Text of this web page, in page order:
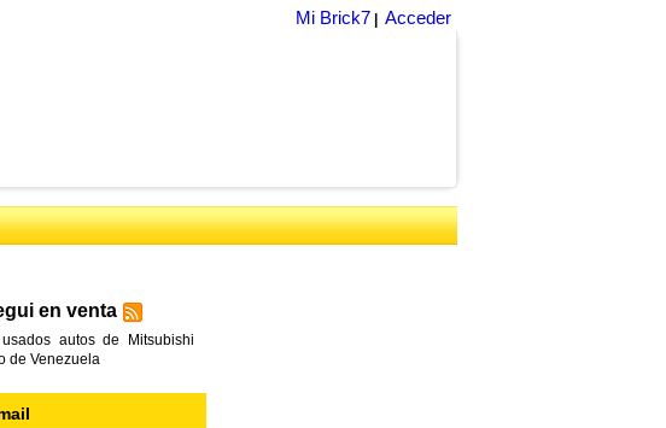
Mi Brick7 Acceder
en venta
autos de Mitsubishi
de Venezuela